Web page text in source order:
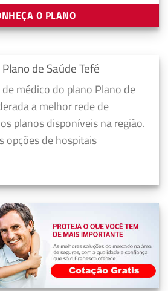
O PLANO
de Saúde Tefé
de médico do plano Plano de
a melhor rede de
planos disponíveis na região.
opções de hospitais